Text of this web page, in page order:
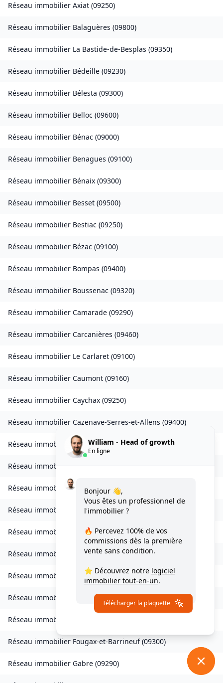
Réseau immobilier Axiat (09250)
Réseau immobilier Balaguères (09800)
Réseau immobilier La Bastide-de-Besplas (09350)
Réseau immobilier Bédeille (09230)
Réseau immobilier Bélesta (09300)
Réseau immobilier Belloc (09600)
Réseau immobilier Bénac (09000)
Réseau immobilier Benagues (09100)
Réseau immobilier Bénaix (09300)
Réseau immobilier Besset (09500)
Réseau immobilier Bestiac (09250)
Réseau immobilier Bézac (09100)
Réseau immobilier Bompas (09400)
Réseau immobilier Boussenac (09320)
Réseau immobilier Camarade (09290)
Réseau immobilier Carcanières (09460)
Réseau immobilier Le Carlaret (09100)
Réseau immobilier Caumont (09160)
Réseau immobilier Caychax (09250)
Réseau immobilier Cazenave-Serres-et-Allens (09400)
Réseau immobilierCelles(09000)
Réseau immobilierChâteau-Verdun(09310)
Réseau immobilierClermont(09420
Réseau immobilier Coussa(09120)
Réseau immobilier Daumazan-sur-Arize( 09350)
Réseau immobilier Esplas(09700)
Réseau immobilier Esplas-de-Sérou( 09420 )
Réseau immobilier Eycheil
Réseau immobilier
Réseau immobilier Fougax-et-Barrineuf(09300)
Réseau immobilier Gabre (09290)
William - Head of growth
En ligne
Bonjour 👋,
Vous êtes un professionnel de
l'immobilier ?
🔥 Percevez 100% de vos
commissions dès la première
vente sans condition.
⭐ Découvrez notre logiciel
immobilier tout-en-un.
Télécharger la plaquette